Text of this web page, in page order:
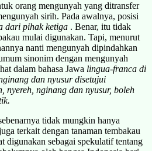
orang mengunyah yang ditransfer
sirih. Pada awalnya, posisi
dari pihak ketiga . Benar, itu tidak
mulai digunakan. Tapi, menurut
nanti mengunyah dipindahkan
sinonim dengan mengunyah
dalam bahasa Jawa lingua-franca di
dan nyusur disetujui
nyereh, nginang dan nyusur, boleh
tidak mungkin hanya
terkait dengan tanaman tembakau
digunakan sebagai spekulatif tentang